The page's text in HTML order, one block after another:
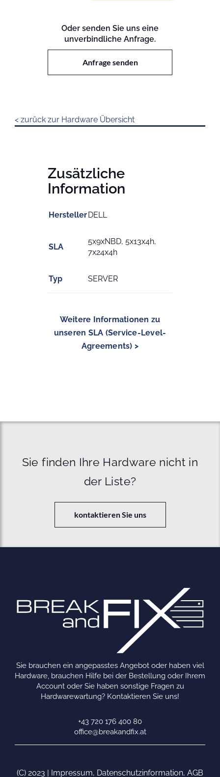
Oder senden Sie uns eine
unverbindliche Anfrage.
Anfrage senden
< zurück zur Hardware Übersicht
Zusätzliche
Information
HerstellerDELL
SLA
5x9xNBD, 5x13x4h,
7x24x4h
Typ SERVER
Weitere Informationen zu
unseren SLA (Service-Level-
Agreements) >
Sie finden Ihre Hardware nicht in
der Liste?
kontaktieren Sie uns
Sie brauchen ein angepasstes Angebot oder haben viel
Hardware, brauchen Hilfe bei der Bestellung oder Ihrem
Account oder Sie haben sonstige Fragen zu
Hardwarewartung? Kontaktieren Sie uns!
+43 720 176 400 80
office@breakandfix.at
(C) 2023 | Impressum, Datenschutzinformation, AGB